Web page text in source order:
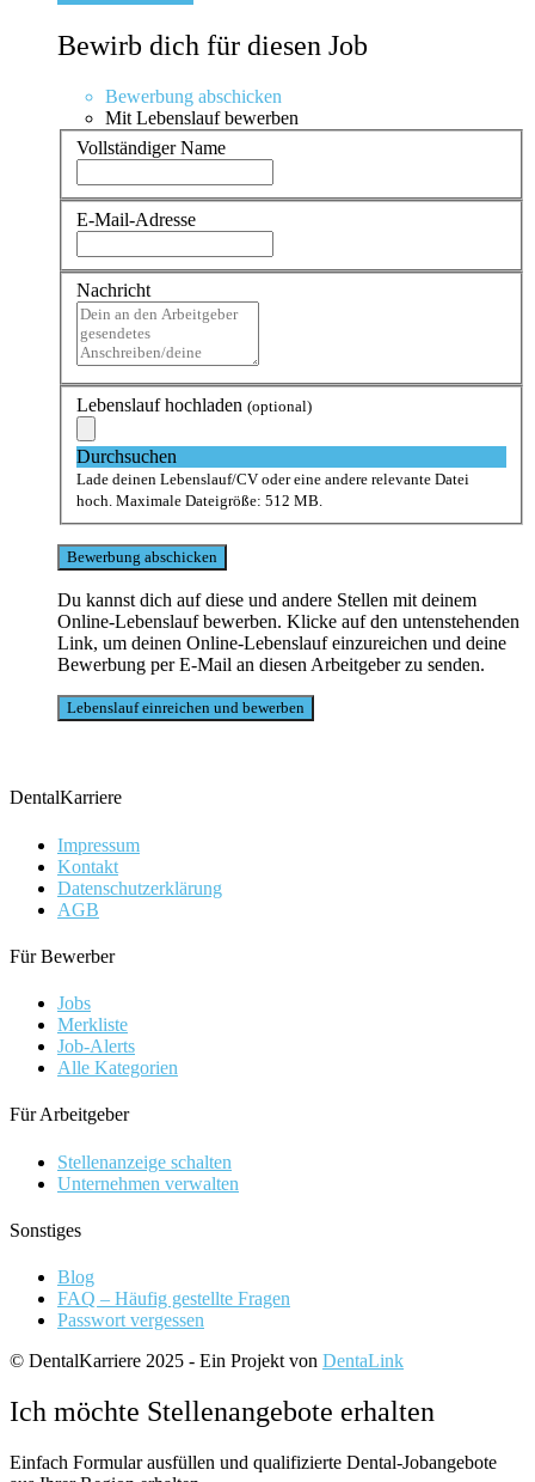
Bewirb dich für diesen Job
Bewerbung abschicken
Mit Lebenslauf bewerben
Vollständiger Name
E-Mail-Adresse
Nachricht
Lebenslauf hochladen (optional)
Durchsuchen
Lade deinen Lebenslauf/CV oder eine andere relevante Datei
hoch. Maximale Dateigröße: 512 MB.
Du kannst dich auf diese und andere Stellen mit deinem
Online-Lebenslauf bewerben. Klicke auf den untenstehenden
Link, um deinen Online-Lebenslauf einzureichen und deine
Bewerbung per E-Mail an diesen Arbeitgeber zu senden.
DentalKarriere
Impressum
Kontakt
Datenschutzerklärung
AGB
Für Bewerber
Jobs
Merkliste
Job-Alerts
Alle Kategorien
Für Arbeitgeber
Stellenanzeige schalten
Unternehmen verwalten
Sonstiges
Blog
FAQ – Häufig gestellte Fragen
Passwort vergessen
© DentalKarriere 2025 - Ein Projekt von DentaLink
Ich möchte Stellenangebote erhalten
Einfach Formular ausfüllen und qualifizierte Dental-Jobangebote